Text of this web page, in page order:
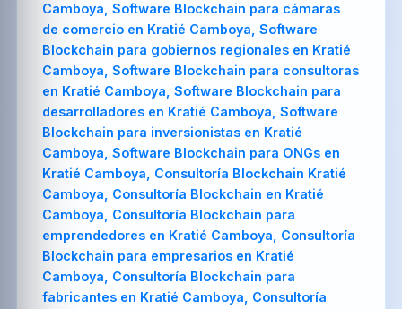
Camboya, Software Blockchain para cámaras
de comercio en Kratié Camboya, Software
Blockchain para gobiernos regionales en Kratié
Camboya, Software Blockchain para consultoras
en Kratié Camboya, Software Blockchain para
desarrolladores en Kratié Camboya, Software
Blockchain para inversionistas en Kratié
Camboya, Software Blockchain para ONGs en
Kratié Camboya, Consultoría Blockchain Kratié
Camboya, Consultoría Blockchain en Kratié
Camboya, Consultoría Blockchain para
emprendedores en Kratié Camboya, Consultoría
Blockchain para empresarios en Kratié
Camboya, Consultoría Blockchain para
fabricantes en Kratié Camboya, Consultoría